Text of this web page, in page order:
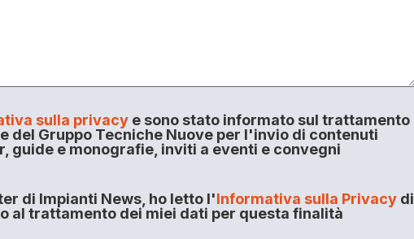
sulla privacye sono stato informato sul trattamento
del Gruppo Tecniche Nuove per l'invio di contenuti
guide e monografie, inviti a eventi e convegni
di Impianti News, ho letto l'Informativa sulla Privacydi
al trattamento dei miei dati per questa finalità